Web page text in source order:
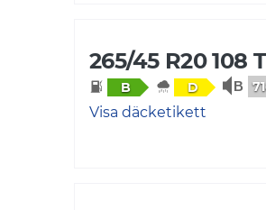
265/45 R20 108 T
B D
Visa däcketikett